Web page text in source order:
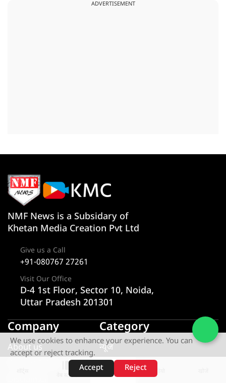
ADVERTISEMENT
वेब स्टोरीज़
NMF News is a Subsidary of
Khetan Media Creation Pvt Ltd
Give us a Call
+91-080767 27261
Visit Our Office
D-4 1st Floor, Sector 10, Noida,
Uttar Pradesh 201301
Company
About us
Category
न्यूज
राज्य
एक्सक्लूसिव
We use cookies to enhance your experience. You can
accept or reject tracking.
Accept
Reject